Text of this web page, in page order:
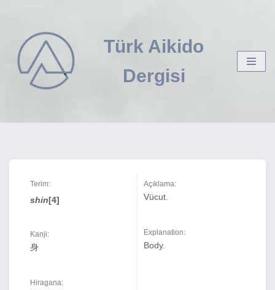
İçeriğe
geç
Türk Aikido
Dergisi
Terim:
shin[4]
Kanji:
身
Hiragana:
Açıklama:
Vücut.
Explanation:
Body.